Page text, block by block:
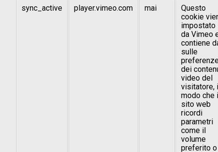
sync_active player.vimeo.com mai
Questo
cookie
impostato
da Vimeo
contiene
sulle
dei
video del
visitatore,
modo che
sito web
ricordi
parametri
come il
volume
preferito